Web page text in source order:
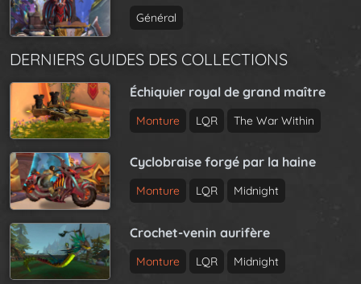
Général
DERNIERS GUIDES DES COLLECTIONS
Échiquier royal de grand maître
Monture LQR The War Within
Cyclobraise forgé par la haine
Monture LQR Midnight
Crochet-venin aurifère
Monture LQR Midnight